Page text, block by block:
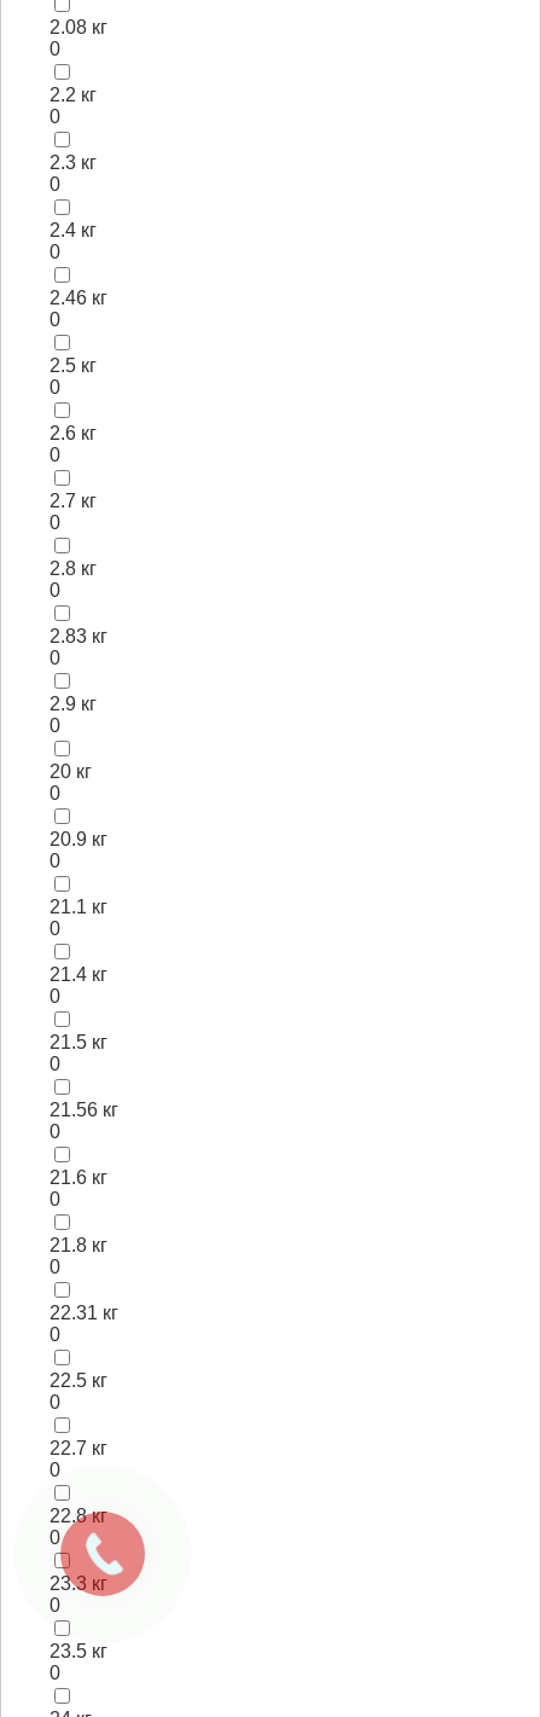
2.08 кг
0
2.2 кг
0
2.3 кг
0
2.4 кг
0
2.46 кг
0
2.5 кг
0
2.6 кг
0
2.7 кг
0
2.8 кг
0
2.83 кг
0
2.9 кг
0
20 кг
0
20.9 кг
0
21.1 кг
0
21.4 кг
0
21.5 кг
0
21.56 кг
0
21.6 кг
0
21.8 кг
0
22.31 кг
0
22.5 кг
0
22.7 кг
0
22.8 кг
0
23.3 кг
0
23.5 кг
0